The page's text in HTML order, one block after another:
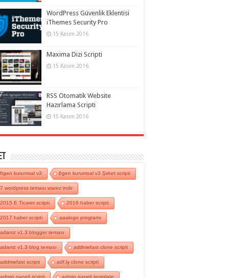
WordPress Güvenlik Eklentisi
iThemes Security Pro
15 Kasım 2016
Maxima Dizi Scripti
15 Kasım 2016
RSS Otomatik Website
Hazırlama Scripti
15 Kasım 2016
6gen kurumsal v3 6gen kurumsal v3 Şirket scripti
7 wordpress teması warez indir
2015 E Ticaret scripti 2016 haber scripti
2017 haber scripti aaalogo programı
adamz v1.3 blogger teması
adamz v1.3 blog teması addmefast clone scripti
addmefast scripti adf.ly clone scripti
admin paneli scripti admin paneli template